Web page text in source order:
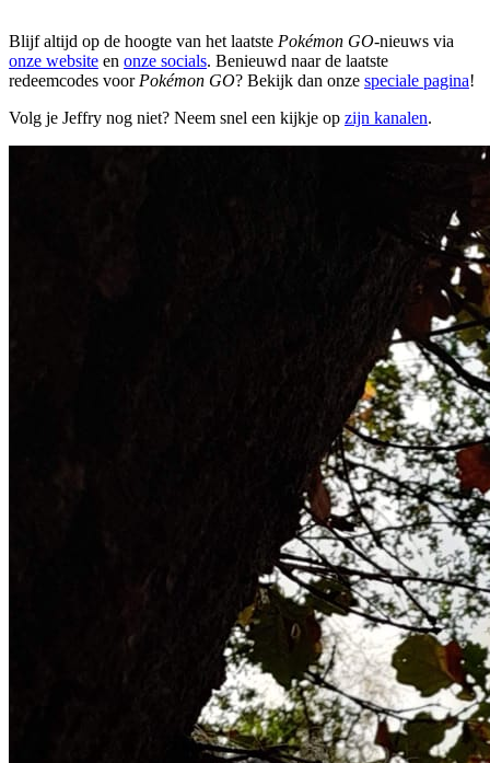
Blijf altijd op de hoogte van het laatste Pokémon GO-nieuws via
onze website en onze socials. Benieuwd naar de laatste
redeemcodes voor Pokémon GO? Bekijk dan onze speciale pagina!
Volg je Jeffry nog niet? Neem snel een kijkje op zijn kanalen.